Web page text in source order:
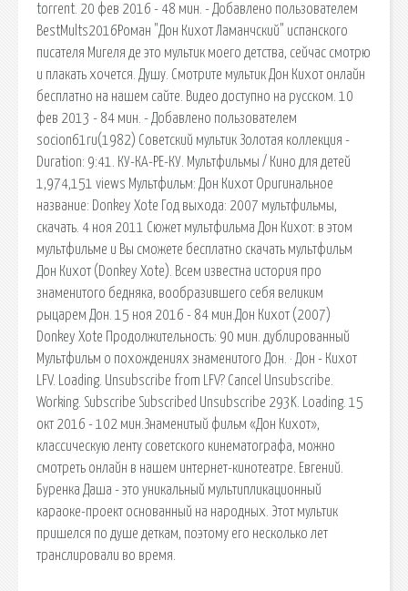
torrent. 20 фев 2016 - 48 мин. - Добавлено пользователем
BestMults2016Роман "Дон Кихот Ламанчский" испанского
писателя Мигеля де это мультик моего детства, сейчас смотрю
и плакать хочется. Душу. Смотрите мультик Дон Кихот онлайн
бесплатно на нашем сайте. Видео доступно на русском. 10
фев 2013 - 84 мин. - Добавлено пользователем
socion61ru(1982) Советский мультик Золотая коллекция -
Duration: 9:41. КУ-КА-РЕ-КУ. Мультфильмы / Кино для детей
1,974,151 views Мультфильм: Дон Кихот Оригинальное
название: Donkey Xote Год выхода: 2007 мультфильмы,
скачать. 4 ноя 2011 Сюжет мультфильма Дон Кихот: в этом
мультфильме и Вы сможете бесплатно скачать мультфильм
Дон Кихот (Donkey Xote). Всем известна история про
знаменитого бедняка, вообразившего себя великим
рыцарем Дон. 15 ноя 2016 - 84 мин.Дон Кихот (2007)
Donkey Xote Продолжительность: 90 мин. дублированный
Мультфильм о похождениях знаменитого Дон. · Дон - Кихот
LFV. Loading. Unsubscribe from LFV? Cancel Unsubscribe.
Working. Subscribe Subscribed Unsubscribe 293K. Loading. 15
окт 2016 - 102 мин.Знаменитый фильм «Дон Кихот»,
классическую ленту советского кинематографа, можно
смотреть онлайн в нашем интернет-кинотеатре. Евгений.
Буренка Даша - это уникальный мультипликационный
караоке-проект основанный на народных. Этот мультик
пришелся по душе деткам, поэтому его несколько лет
транслировали во время.